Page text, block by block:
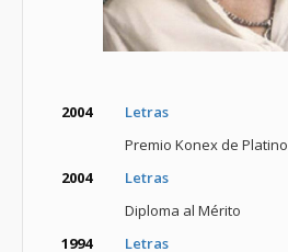
2004
Letras
Premio Konex de Platino
2004
Letras
Diploma al Mérito
1994
Letras